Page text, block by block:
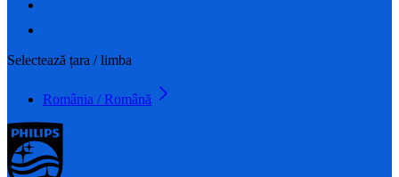
Selectează țara / limba
România / Română